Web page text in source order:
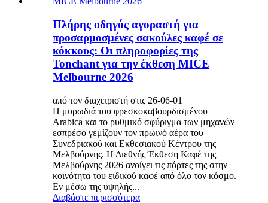
Πλήρης οδηγός αγοραστή για
προσαρμοσμένες σακούλες καφέ σε
κόκκους: Οι πληροφορίες της
Tonchant για την έκθεση MICE
Melbourne 2026
από τον διαχειριστή στις 26-06-01
Η μυρωδιά του φρεσκοκαβουρδισμένου
Arabica και το ρυθμικό σφύριγμα των μηχανών
εσπρέσο γεμίζουν τον πρωινό αέρα του
Συνεδριακού και Εκθεσιακού Κέντρου της
Μελβούρνης. Η Διεθνής Έκθεση Καφέ της
Μελβούρνης 2026 ανοίγει τις πόρτες της στην
κοινότητα του ειδικού καφέ από όλο τον κόσμο.
Εν μέσω της υψηλής...
Διαβάστε περισσότερα